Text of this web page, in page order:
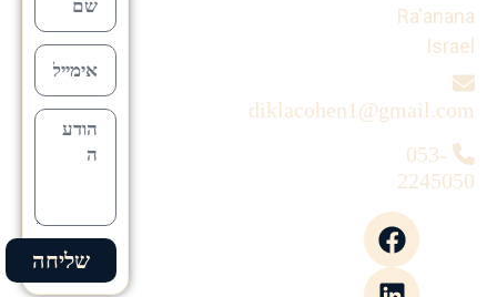
Ra'anana
Israel
diklacohen1@gmail.com
053-
2245050
שליחה